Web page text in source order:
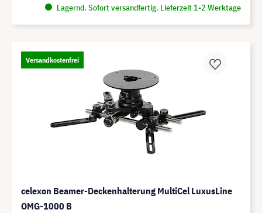
Lagernd. Sofort versandfertig. Lieferzeit 1-2 Werktage
Versandkostenfrei
celexon Beamer-Deckenhalterung MultiCel LuxusLine
OMG-1000 B